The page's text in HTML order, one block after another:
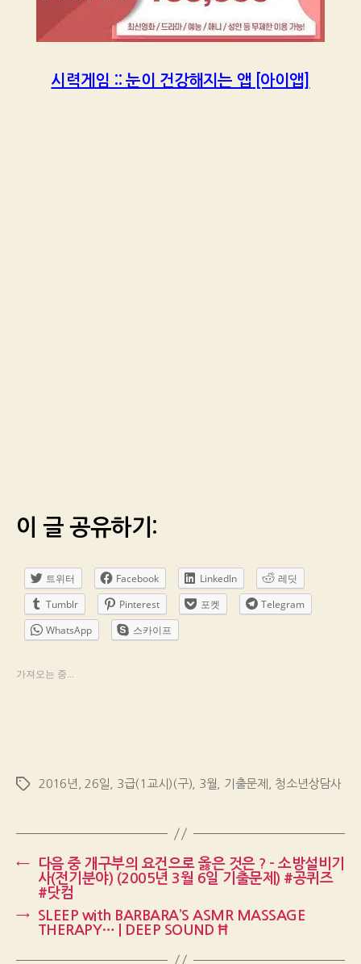
시력게임 :: 눈이 건강해지는 앱 [아이앱]
이 글 공유하기:
트위터 Facebook LinkedIn
레딧
Tumblr
Pinterest 포켓
Telegram
WhatsApp
스카이프
가져오는 중...
Tags2016년 26일 3급(1교시)(구) 3월 기출문제 청소년상담사
←
다음 중 개구부의 요건으로 옳은 것은 ? – 소방설비기
사(전기분야) (2005년 3월 6일 기출문제) #공퀴즈
#닷컴
→
SLEEP with BARBARA’S ASMR MASSAGE
THERAPY… | DEEP SOUND Ħ